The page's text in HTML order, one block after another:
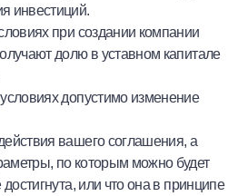
инвестиций.
при создании компании
долю в уставном капитале
допустимо изменение
вашего соглашения, а
по которым можно будет
достигнута, или что она в принципе